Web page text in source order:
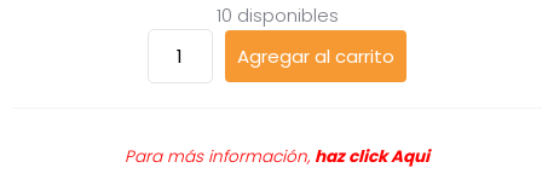
10 disponibles
TENSIOMETRO
ANEROIDE
1
Agregar al carrito
Para más información, haz clickAqui